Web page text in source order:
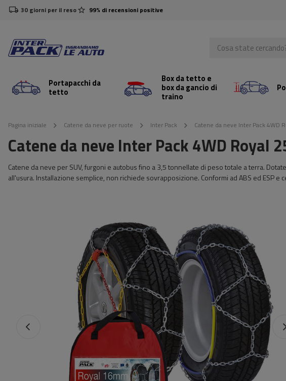
30 giorni per il reso 99% di recensioni positive
Portapacchi da
tetto
Box da tetto e
box da gancio di
traino
Pagina iniziale Catene da neve per ruote Inter Pack Catene da neve Inter Pack 4WD
Catene da neve Inter Pack 4WD Royal
Catene da neve per SUV, furgoni e autobus fino a 3,5 tonnellate di peso totale a terra.
all'usura. Installazione semplice, non richiede sovrapposizione. Conformi ad ABS ed ESP e